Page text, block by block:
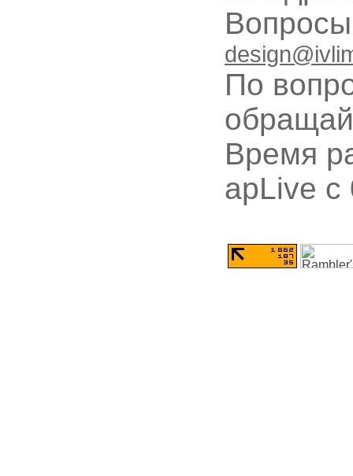
По
Время
apLive c